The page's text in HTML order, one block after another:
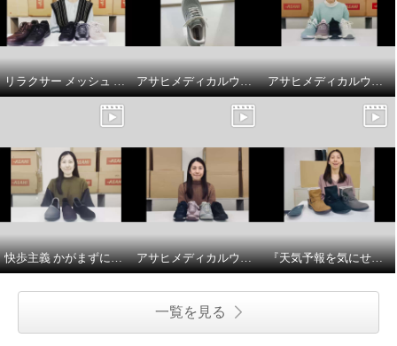
リラクサー メッシュ サイドファスナー付 スニーカーの商品紹介とサイズ選びのポイント アサヒメディカルウォーク ファスナー付スニーカー ＳＨＭプラス履き方のポイント アサヒメディカルウォーク ファスナー付スニーカー ＳＨＭプラスの紹介とサイズについて
快歩主義 かがまずに履ける やわらかスリッポン 商品説明とサイズについて アサヒメディカルウォークメッシュスニーカーのご紹介 『天気予報を気にせず履けるトップドライ』 寒冷地仕様 ベルト付ミドルブーツの紹介とサイズについて
一覧を見る